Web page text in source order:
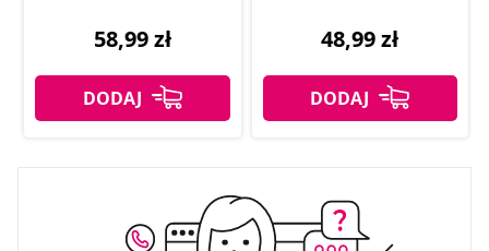
58,99 zł 48,99 zł